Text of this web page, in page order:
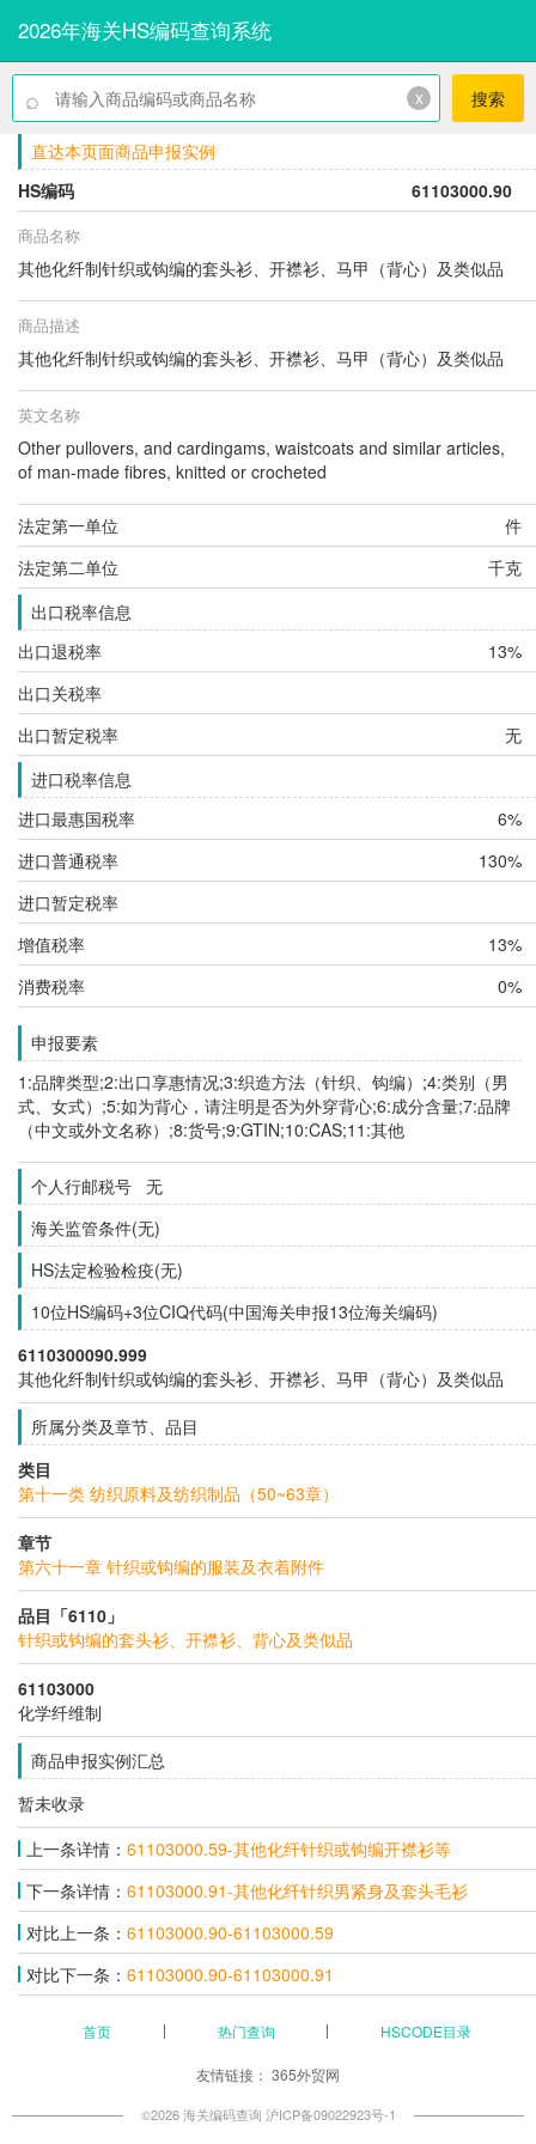
2026年海关HS编码查询系统
⌕ x 搜索
直达本页面商品申报实例
HS编码
61103000.90
商品名称
其他化纤制针织或钩编的套头衫、开襟衫、马甲（背心）及类似品
商品描述
其他化纤制针织或钩编的套头衫、开襟衫、马甲（背心）及类似品
英文名称
Other pullovers, and cardingams, waistcoats and similar articles,
of man-made fibres, knitted or crocheted
法定第一单位
件
法定第二单位
千克
出口税率信息
出口退税率
13%
出口关税率
出口暂定税率
无
进口税率信息
进口最惠国税率
6%
进口普通税率
130%
进口暂定税率
增值税率
13%
消费税率
0%
申报要素
1:品牌类型;2:出口享惠情况;3:织造方法（针织、钩编）;4:类别（男
式、女式）;5:如为背心，请注明是否为外穿背心;6:成分含量;7:品牌
（中文或外文名称）;8:货号;9:GTIN;10:CAS;11:其他
个人行邮税号 无
海关监管条件(无)
HS法定检验检疫(无)
10位HS编码+3位CIQ代码(中国海关申报13位海关编码)
6110300090.999
其他化纤制针织或钩编的套头衫、开襟衫、马甲（背心）及类似品
所属分类及章节、品目
类目
第十一类 纺织原料及纺织制品（50~63章）
章节
第六十一章 针织或钩编的服装及衣着附件
品目「6110」
针织或钩编的套头衫、开襟衫、背心及类似品
61103000
化学纤维制
商品申报实例汇总
暂未收录
上一条详情： 61103000.59-其他化纤针织或钩编开襟衫等
下一条详情： 61103000.91-其他化纤针织男紧身及套头毛衫
对比上一条： 61103000.90-61103000.59
对比下一条： 61103000.90-61103000.91
首页 热门查询 HSCODE目录
友情链接： 365外贸网
©2026 海关编码查询 沪ICP备09022923号-1